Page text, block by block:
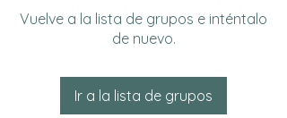
Vuelve a la lista de grupos e inténtalo
de nuevo.
Ir a la lista de grupos